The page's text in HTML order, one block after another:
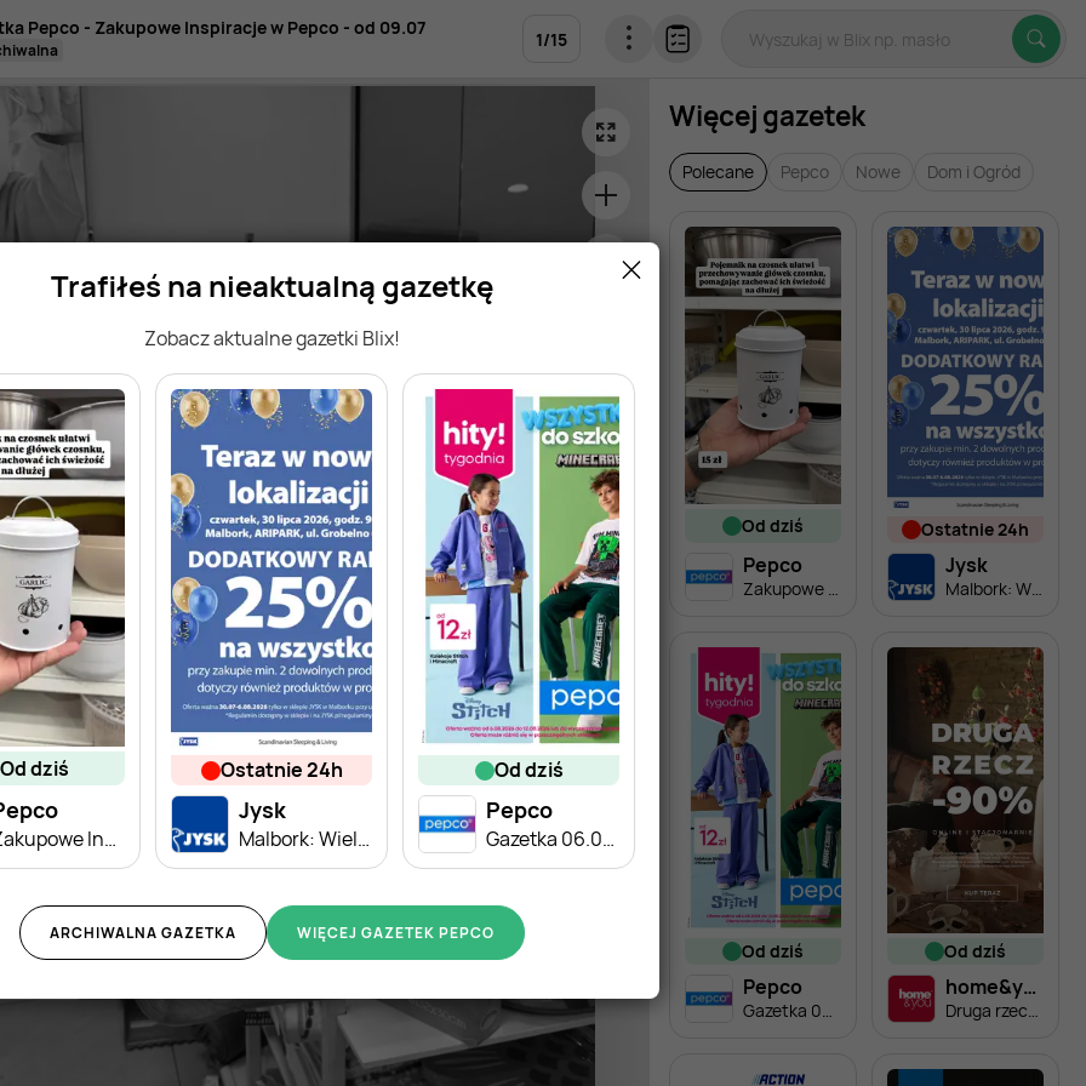
Trafiłeś na nieaktualną gazetkę
Zobacz aktualne gazetki Blix!
od dziś
Zakupowe Inspiracje w Pepco
ostatnie 24h
Jysk
Malbork: Wielkie Otwarcie JYSK! Już 30.07.2026!
od dziś
Pepco
Gazetka 06.08-12.08
WIĘCEJ GAZETEK PEPCO
ARCHIWALNA GAZETKA
Pepco - Zakupowe Inspiracje w Pepco - od 09.07
1/15
Więcej gazetek
Polecane Pepco Nowe Dom i Ogród
od dziś
Pepco
Zakupowe Inspiracje w Pepco
ostatnie 24h
Jysk
Malbork: Wielkie Otwarcie JYSK! Już 30.07.2026!
od dziś
Pepco
od dziś
home&you